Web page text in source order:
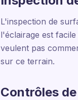
L'inspection de
l'éclairage est
veulent pas
sur ce terrain.
Contrôles